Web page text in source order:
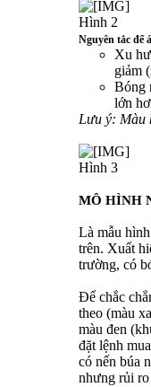
Hình 2
Nguyên tắc để
Xu
giảm
Bóng
lớn
Lưu ý: Màu
Hình 3
MÔ HÌNH
Là mẫu
trên. Xuất
trường, có
Để chắc
theo (màu
màu đen
đặt lệnh
có nến búa
nhưng rủi ro